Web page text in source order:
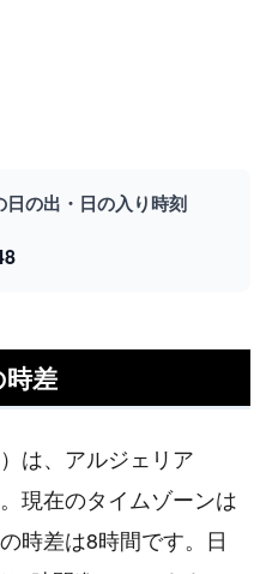
の出・日の入り時刻
差
は、アルジェリア
現在のタイムゾーンは
時差は8時間です。日